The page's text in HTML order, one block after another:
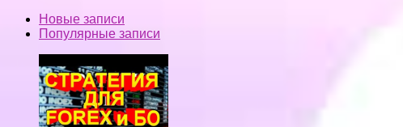
Новые записи
Популярные записи